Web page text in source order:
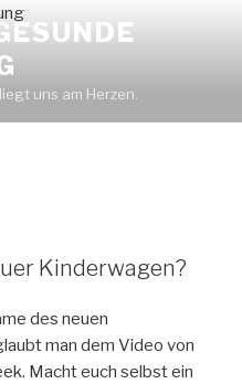
uns am Herzen.
Kinderwagen?
des neuen
man dem Video von
Macht euch selbst ein